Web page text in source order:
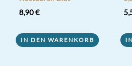
8,90€
IN DEN WARENKORB